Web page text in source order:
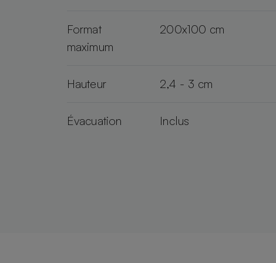
Format
maximum
200x100 cm
Hauteur 2,4 - 3 cm
Évacuation Inclus